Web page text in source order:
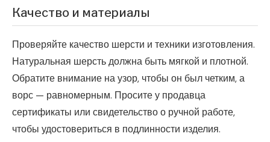
Качество и материалы
Проверяйте качество шерсти и техники изготовления.
Натуральная шерсть должна быть мягкой и плотной.
Обратите внимание на узор, чтобы он был четким, а
ворс — равномерным. Просите у продавца
сертификаты или свидетельство о ручной работе,
чтобы удостовериться в подлинности изделия.